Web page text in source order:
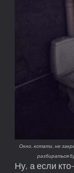
Окно, кстати, не
разбираться
Ну, а если